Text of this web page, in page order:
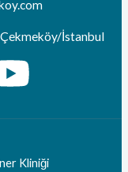
İstanbul
Kliniği